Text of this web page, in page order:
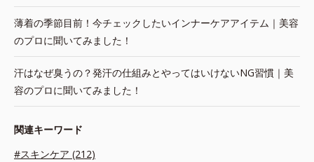
薄着の季節目前！今チェックしたいインナーケアアイテム｜美容
のプロに聞いてみました！
汗はなぜ臭うの？発汗の仕組みとやってはいけないNG習慣｜美
容のプロに聞いてみました！
関連キーワード
#スキンケア (212)